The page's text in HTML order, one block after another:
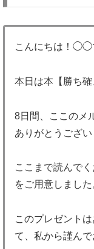
こんにちは！◯◯
本日は本【勝ち確
8日間、ここのメ
ありがとうござい
ここまで読んで
をご用意しました
このプレゼント
て、私から謹ん